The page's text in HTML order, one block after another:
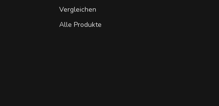
Vergleichen
Alle Produkte